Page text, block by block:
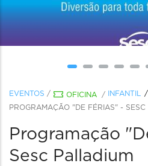
EVENTOS / OFICINA /
INFANTIL
PROGRAMAÇÃO "DE FÉRIAS" - SESC
Programação
Sesc Palladium